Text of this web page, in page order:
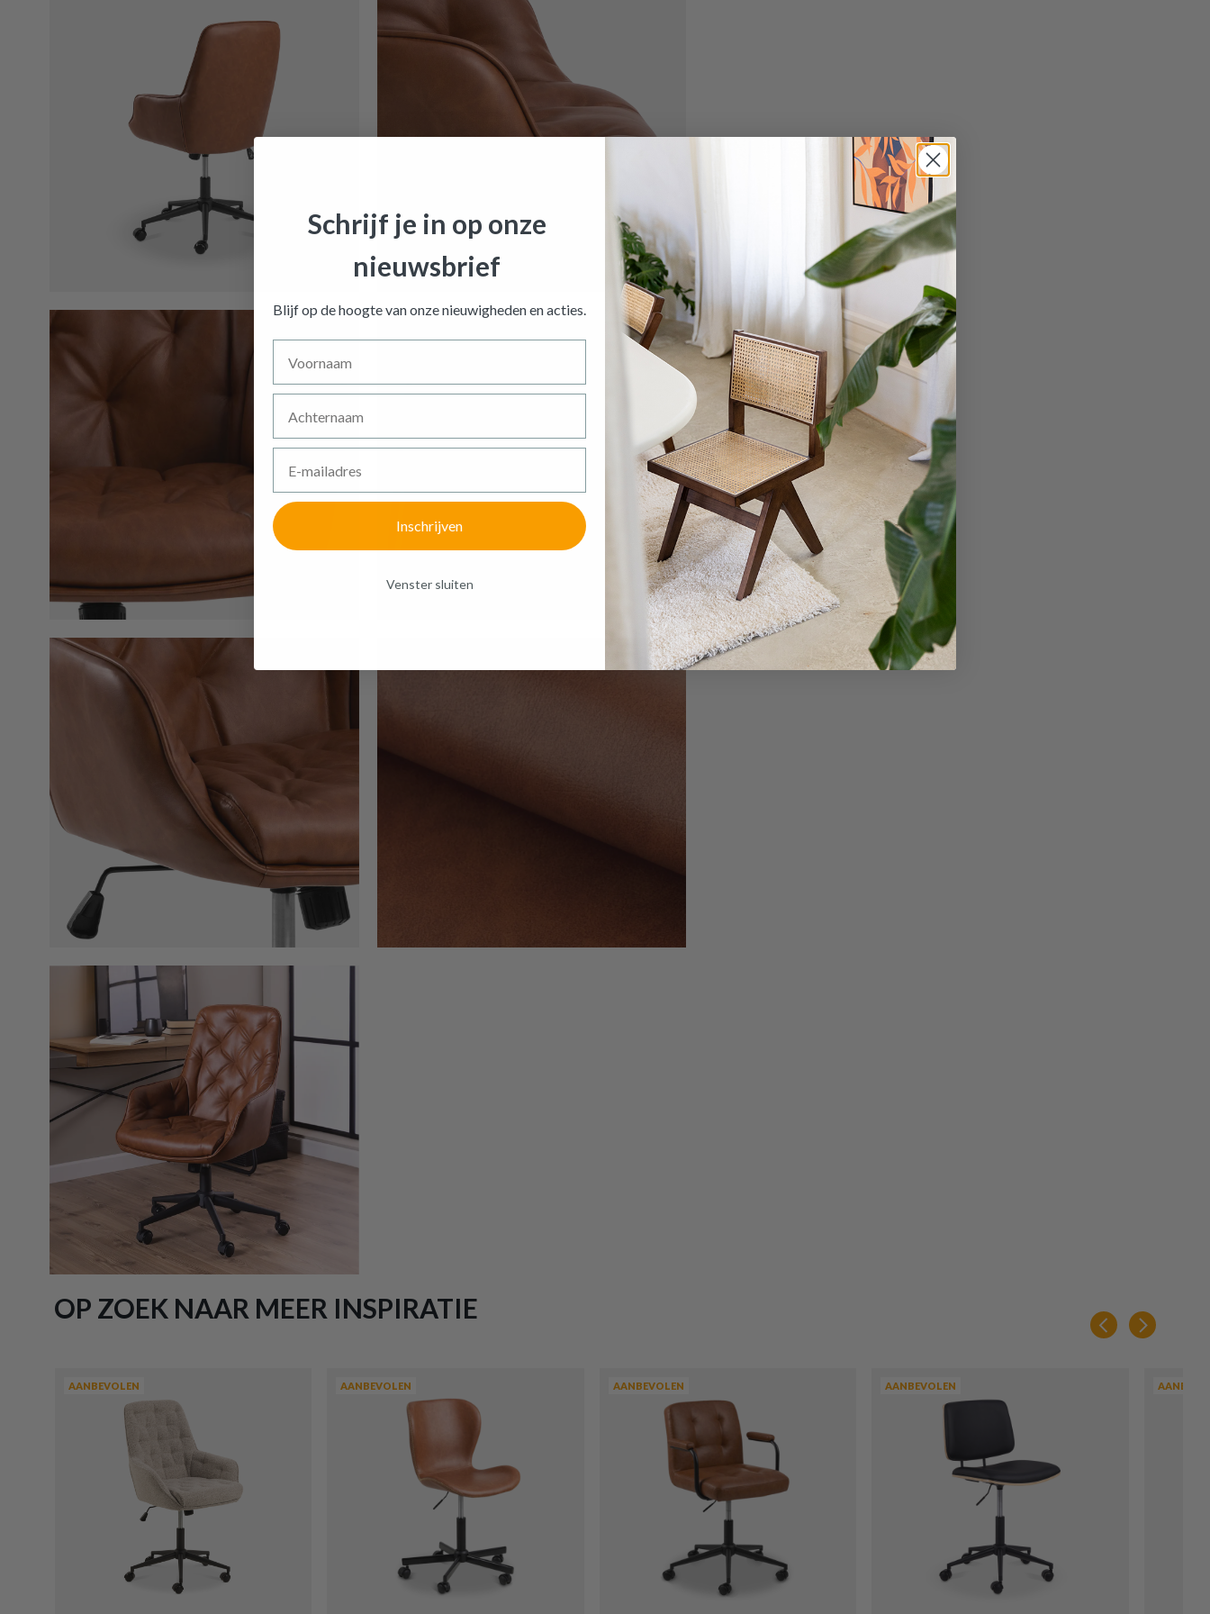
OP ZOEK NAAR MEER INSPIRATIE
AANBEVOLEN AANBEVOLEN AANBEVOLEN AANBEVOLEN
Bureaustoel HANNES PU Retro Brandy is toegevoegd aan je winkelmandje
BUREAUSTOEL HANNES PU RETRO BRANDY
Prijs per stuk, incl. btw en excl. verzendkosten
GA NAAR WINKELMANDJE of verder winkelen
Schrijf je in op onze
nieuwsbrief
Blijf op de hoogte van onze nieuwigheden enacties.
Inschrijven
Venster sluiten